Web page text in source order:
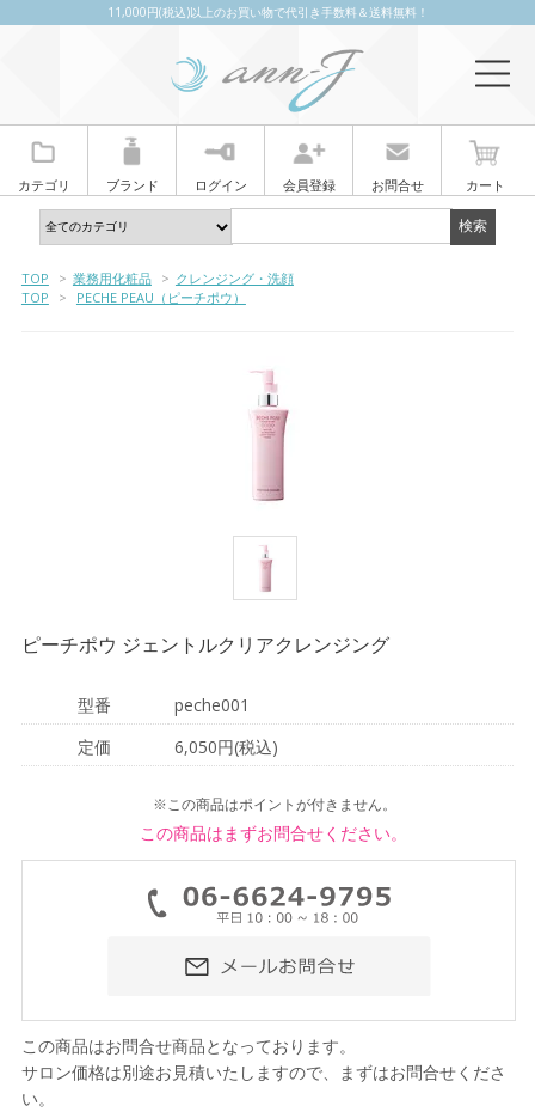
11,000円(税込)以上のお買い物で代引き手数料＆送料無料！
カテゴリ ブランド ログイン 会員登録 お問合せ カート
TOP > 業務用化粧品 > クレンジング・洗顔
TOP
> PECHE PEAU（ピーチポウ）
ピーチポウ ジェントルクリアクレンジング
型番
peche001
定価
6,050円(税込)
※この商品はポイントが付きません。
この商品はまずお問合せください。
この商品はお問合せ商品となっております。
サロン価格は別途お見積いたしますので、まずはお問合せくださ
い。